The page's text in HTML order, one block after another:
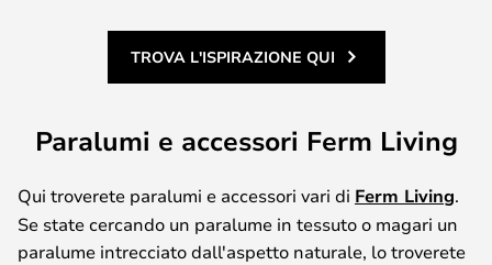
TROVA L'ISPIRAZIONE QUI
Paralumi e accessori Ferm Living
Qui troverete paralumi e accessori vari di Ferm Living.
Se state cercando un paralume in tessuto o magari un
paralume intrecciato dall'aspetto naturale, lo troverete